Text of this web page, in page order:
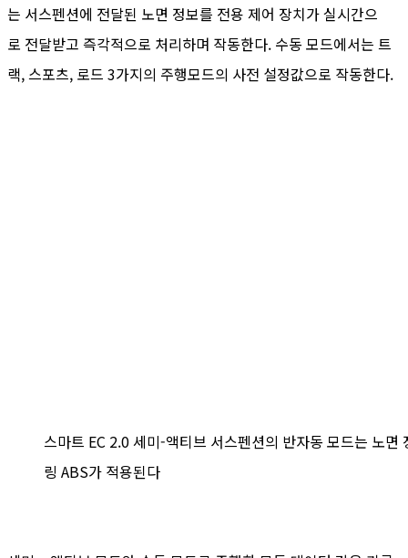
는 서스펜션에 전달된 노면 정보를 전용 제어 장치가 실시간으
로 전달받고 즉각적으로 처리하며 작동한다. 수동 모드에서는 트
랙, 스포츠, 로드 3가지의 주행모드의 사전 설정값으로 작동한다.
스마트 EC 2.0 세미-액티브 서스펜션의 반자동 모드는 노
링 ABS가 적용된다